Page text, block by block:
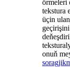
örmeleri
tekstura
üçin
onuň
sorag